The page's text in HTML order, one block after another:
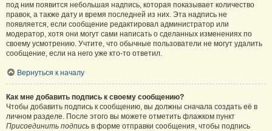
под ним появится небольшая надпись, которая показывает количество
правок, а также дату и время последней из них. Эта надпись не
появляется, если сообщение редактировал администратор или
модератор, хотя они могут сами написать о сделанных изменениях по
своему усмотрению. Учтите, что обычные пользователи не могут удалить
сообщение, если на него уже кто-то ответил.
Вернуться к началу
Как мне добавить подпись к своему сообщению?
Чтобы добавить подпись к сообщению, вы должны сначала создать её в
личном разделе. После этого вы можете отметить флажком пункт
Присоединить подпись в форме отправки сообщения, чтобы подпись